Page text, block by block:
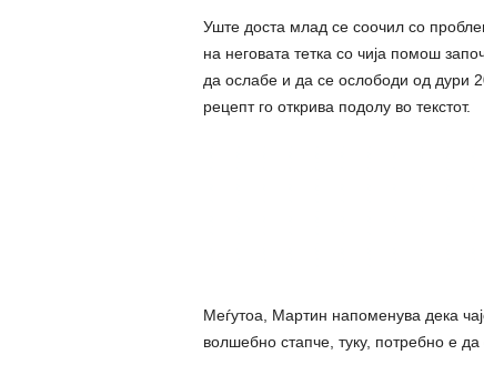
Уште доста млад се соочил со
на неговата тетка со чија помош
да ocлабе и да се ocлободи од дypи
рецепт го открива подолу во текстот.
Меѓутоа, Мартин напоменува дека
волшебно стапче, туку, потребно е